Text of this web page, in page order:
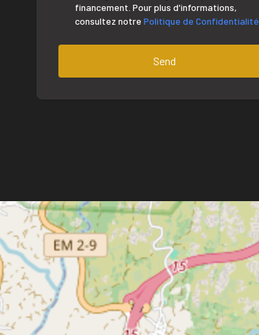
financement. Pour plus d'informations,
consultez notre Politique de Confidentialité
Send